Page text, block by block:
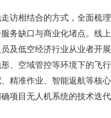
访相结合的方式，全面梳理
务缺口与商业化堵点。线上
及低空经济行业从业者开展
、空域管控等环境下的飞行
精准作业、智能返航等核心
项目无人机系统的技术迭代